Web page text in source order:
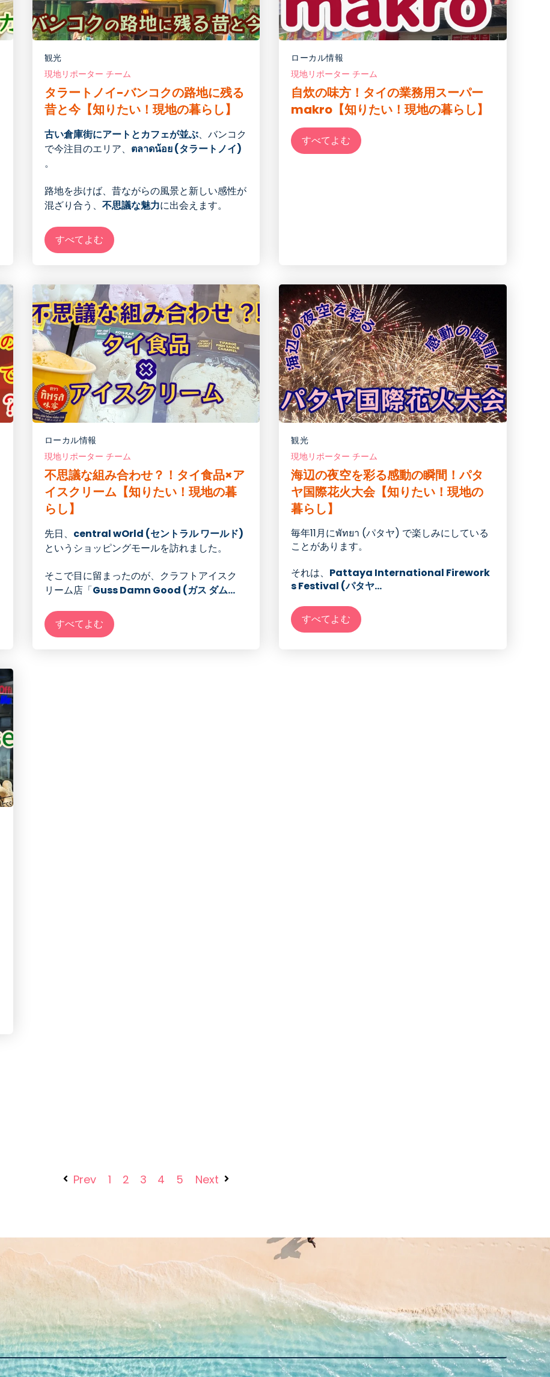
観光
現地リポーター チーム
タラートノイ-バンコクの路地に残る
昔と今【知りたい！現地の暮らし】
古い倉庫街にアートとカフェが並ぶ、バンコク
で今注目のエリア、 ตลาดน้อย (タラートノイ)
。
路地を歩けば、昔ながらの風景と新しい感性が
混ざり合う、 不思議な魅力に出会えます。
すべてよむ
ローカル情報
現地リポーター チーム
自炊の味方！タイの業務用スーパー
makro【知りたい！現地の暮らし】
すべてよむ
ローカル情報
現地リポーター チーム
不思議な組み合わせ？！タイ食品×ア
イスクリーム【知りたい！現地の暮
らし】
先日、 central wOrld (セントラル ワールド)
というショッピングモールを訪れました。
そこで目に留まったのが、クラフトアイスク
リーム店「Guss Damn Good (ガス ダム...
すべてよむ
観光
現地リポーター チーム
海辺の夜空を彩る感動の瞬間！パタ
ヤ国際花火大会【知りたい！現地の
暮らし】
毎年11月にพัทยา (パタヤ) で楽しみにしている
ことがあります。
それは、 Pattaya International Firework
s Festival (パタヤ...
すべてよむ
Prev 1 2 3 4 5 Next